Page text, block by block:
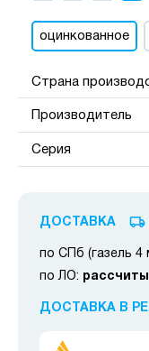
оцинкованное
Страна
Производитель
Серия
ДОСТАВКА
по СПб (газель 4
по ЛО:
ДОСТАВКА В